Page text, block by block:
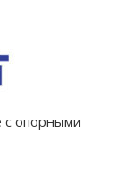
с опорными